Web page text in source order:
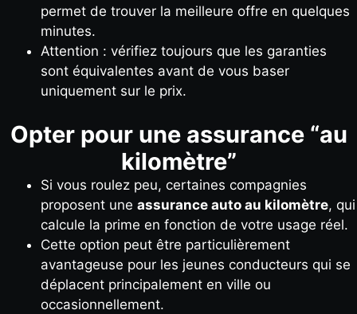
permet de trouver la meilleure offre en quelques
minutes.
Attention : vérifiez toujours que les garanties
sont équivalentes avant de vous baser
uniquement sur le prix.
Opter pour une assurance “au
kilomètre”
Si vous roulez peu, certaines compagnies
proposent une assurance auto au kilomètre, qui
calcule la prime en fonction de votre usage réel.
Cette option peut être particulièrement
avantageuse pour les jeunes conducteurs qui se
déplacent principalement en ville ou
occasionnellement.